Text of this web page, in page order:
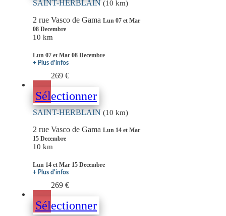
SAINT-HERBLAIN (10 km)
2 rue Vasco de Gama Lun 07 et Mar
08 Decembre
10 km
Lun 07 et Mar 08 Decembre
+ Plus d'infos
269 €
Sélectionner
SAINT-HERBLAIN (10 km)
2 rue Vasco de Gama Lun 14 et Mar
15 Decembre
10 km
Lun 14 et Mar 15 Decembre
+ Plus d'infos
269 €
Sélectionner